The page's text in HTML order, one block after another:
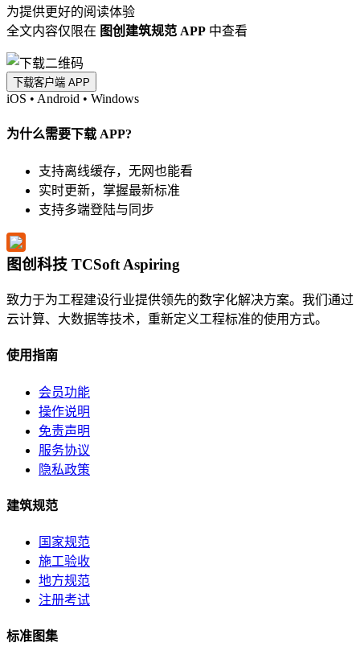
为提供更好的阅读体验
全文内容仅限在 图创建筑规范 APP 中查看
下载客户端 APP
iOS • Android • Windows
为什么需要下载 APP?
支持离线缓存，无网也能看
实时更新，掌握最新标准
支持多端登陆与同步
图创科技 TCSoft Aspiring
致力于为工程建设行业提供领先的数字化解决方案。我们通过
云计算、大数据等技术，重新定义工程标准的使用方式。
使用指南
会员功能
操作说明
免责声明
服务协议
隐私政策
建筑规范
国家规范
施工验收
地方规范
注册考试
标准图集